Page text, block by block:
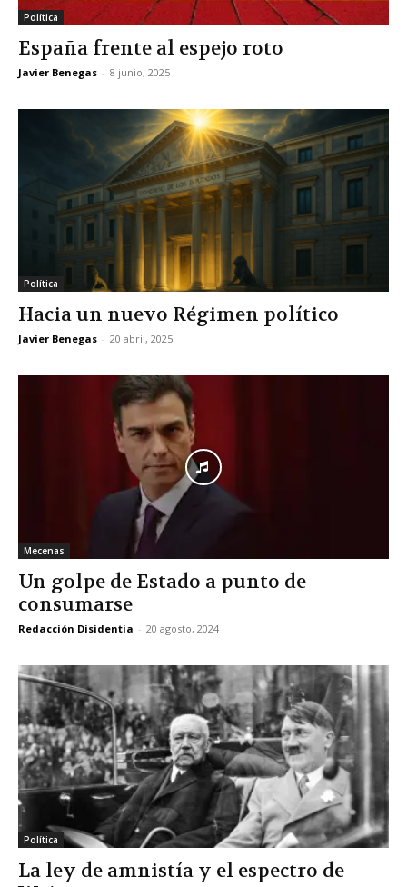
Política
España frente al espejo roto
Javier Benegas - 8 junio, 2025
Política
Hacia un nuevo Régimen político
Javier Benegas - 20 abril, 2025
Mecenas
Un golpe de Estado a punto de
consumarse
Redacción Disidentia - 20 agosto, 2024
Política
La ley de amnistía y el espectro de